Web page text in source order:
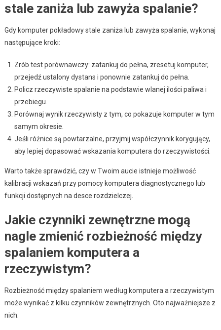
stale zaniża lub zawyża spalanie?
Gdy komputer pokładowy stale zaniża lub zawyża spalanie, wykonaj
następujące kroki:
Zrób test porównawczy: zatankuj do pełna, zresetuj komputer,
przejedź ustalony dystans i ponownie zatankuj do pełna.
Policz rzeczywiste spalanie na podstawie wlanej ilości paliwa i
przebiegu.
Porównaj wynik rzeczywisty z tym, co pokazuje komputer w tym
samym okresie.
Jeśli różnice są powtarzalne, przyjmij współczynnik korygujący,
aby lepiej dopasować wskazania komputera do rzeczywistości.
Warto także sprawdzić, czy w Twoim aucie istnieje możliwość
kalibracji wskazań przy pomocy komputera diagnostycznego lub
funkcji dostępnych na desce rozdzielczej.
Jakie czynniki zewnętrzne mogą
nagle zmienić rozbieżność między
spalaniem komputera a
rzeczywistym?
Rozbieżność między spalaniem według komputera a rzeczywistym
może wynikać z kilku czynników zewnętrznych. Oto najważniejsze z
nich: